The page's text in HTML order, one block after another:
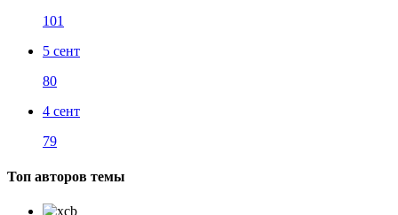
101
5 сент
80
4 сент
79
Топ авторов темы